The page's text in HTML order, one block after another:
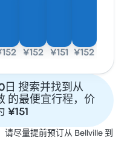
¥152 ¥151 ¥152
日 搜索并找到从
的最便宜行程，价
¥151
尽量提前预订从 Bellville 到